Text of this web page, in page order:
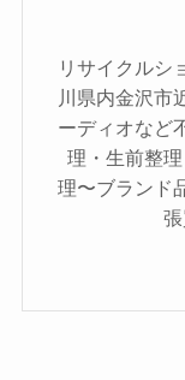
リサイクルシ
川県内金沢
ーディオなど
理・生前整
理〜ブランド